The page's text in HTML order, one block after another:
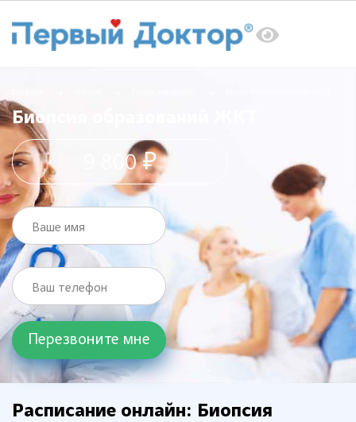
Биопсия образований ЖКТ
9 800 ₽
Ваше имя
Ваш телефон
Расписание онлайн: Биопсия